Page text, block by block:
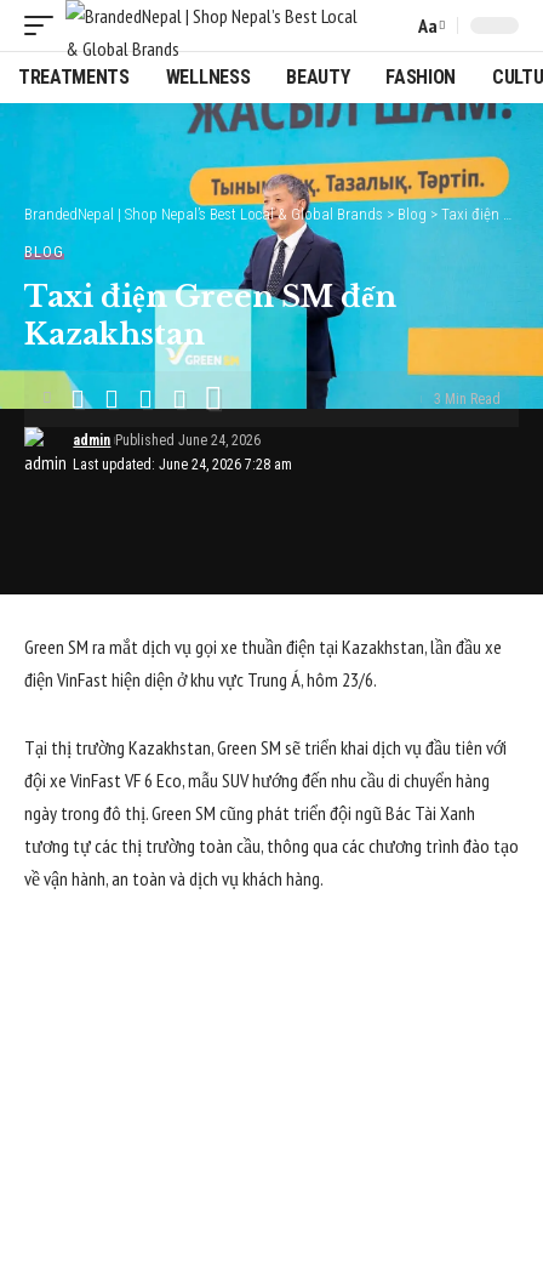
Font
Resizer
Aa
TREATMENTS WELLNESS BEAUTY FASHION
BrandedNepal | Shop Nepal’s Best Local & Global Brands > Blog > Taxi điện Green SM đến Kazakhstan
BLOG
Taxi điện Green SM đến
Kazakhstan
Last updated: June 24, 2026 7:28 am
admin Published June 24, 2026
3 Min Read
Green SM ra mắt dịch vụ gọi xe thuần điện tại Kazakhstan, lần đầu xe
điện VinFast hiện diện ở khu vực Trung Á, hôm 23/6.
Tại thị trường Kazakhstan, Green SM sẽ triển khai dịch vụ đầu tiên với
đội xe VinFast VF 6 Eco, mẫu SUV hướng đến nhu cầu di chuyển hàng
ngày trong đô thị. Green SM cũng phát triển đội ngũ Bác Tài Xanh
tương tự các thị trường toàn cầu, thông qua các chương trình đào tạo
về vận hành, an toàn và dịch vụ khách hàng.